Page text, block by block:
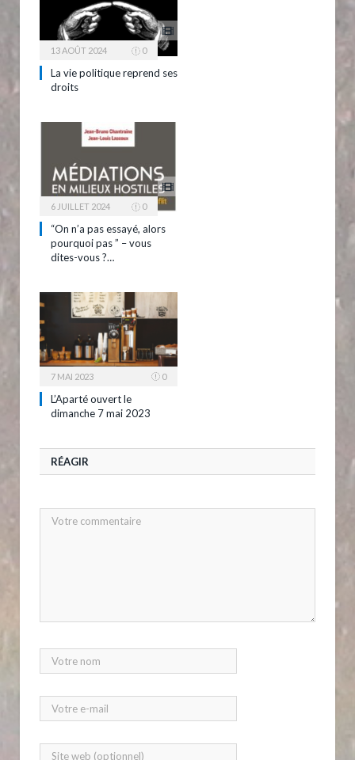
13 AOÛT 2024 0
La vie politique reprend ses
droits
6 JUILLET 2024 0
“On n’a pas essayé, alors
pourquoi pas ” – vous
dites-vous ?…
7 MAI 2023 0
L’Aparté ouvert le
dimanche 7 mai 2023
RÉAGIR